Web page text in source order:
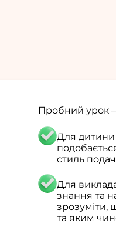
Пробний урок
Для дитини
стиль
Для
знання та
зрозуміти,
та яким